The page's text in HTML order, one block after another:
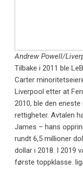
Andrew Powell/
Tilbake i 2011 ble
Carter
Liverpool etter at
2010, ble den
rettigheter. Avtalen
James – hans
rundt 6,5 millioner
dollar i 2018. I 2019
første toppklasse.